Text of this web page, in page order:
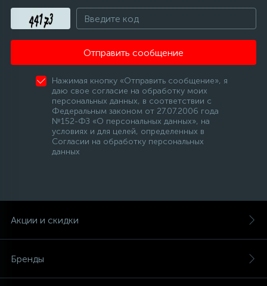
Отправить сообщение
Нажимая кнопку «Отправить сообщение», я
даю свое согласие на обработку моих
персональных данных, в соответствии с
Федеральным законом от 27.07.2006 года
№152-ФЗ «О персональных данных», на
условиях и для целей, определенных в
Согласии на обработку персональных
данных
Акции и скидки
Бренды